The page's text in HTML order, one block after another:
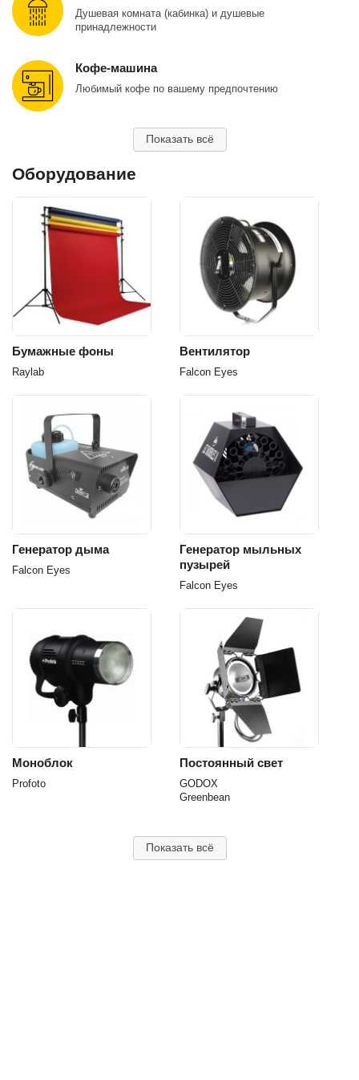
Душевая комната (кабинка) и душевые
принадлежности
Кофе-машина
Любимый кофе по вашему предпочтению
Показать всё
Оборудование
Бумажные фоны
Raylab
Вентилятор
Falcon Eyes
Генератор дыма
Falcon Eyes
Генератор мыльных
пузырей
Falcon Eyes
Моноблок
Profoto
Постоянный свет
GODOX
Greenbean
Показать всё